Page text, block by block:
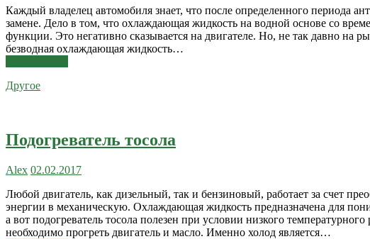
Каждый владелец автомобиля знает, что после определенного периода
замене. Дело в том, что охлаждающая жидкость на водной основе со
функции. Это негативно сказывается на двигателе. Но, не так давно на
безводная охлаждающая жидкость…
Другое
Подогреватель тосола
Alex 02.02.2017
Любой двигатель, как дизельный, так и бензиновый, работает за счет
энергии в механическую. Охлаждающая жидкость предназначена для
а вот подогреватель тосола полезен при условии низкого температурного
необходимо прогреть двигатель и масло. Именно холод является…